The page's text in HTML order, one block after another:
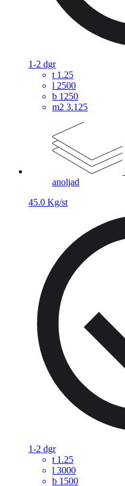
1-2 dgr
t 1.25
l 2500
b 1250
m2 3.125
anoljad
45.0 Kg/st
1-2 dgr
t 1.25
l 3000
b 1500